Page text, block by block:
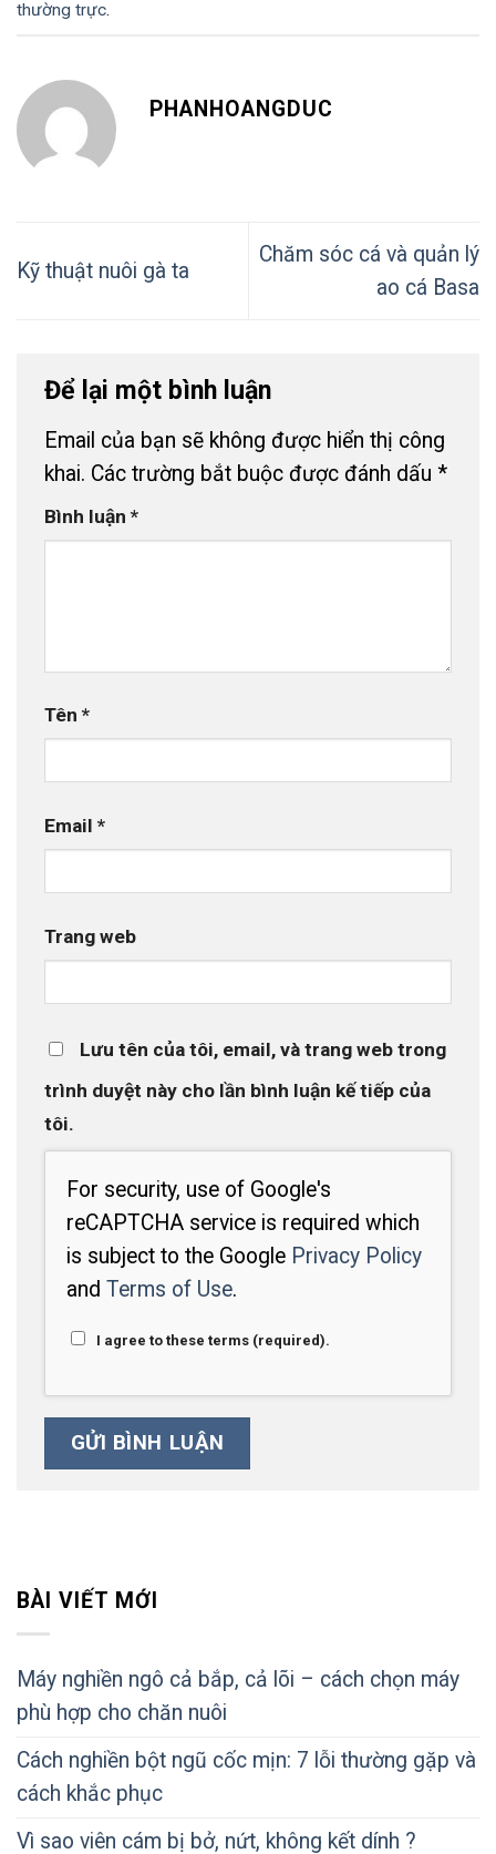
thường trực.
PHANHOANGDUC
Kỹ thuật nuôi gà ta
Chăm sóc cá và quản lý
ao cá Basa
Để lại một bình luận
Email của bạn sẽ không được hiển thị công
khai. Các trường bắt buộc được đánh dấu *
Bình luận *
Tên *
Email *
Trang web
Lưu tên của tôi, email, và trang web trong
trình duyệt này cho lần bình luận kế tiếp của
tôi.
For security, use of Google's
reCAPTCHA service is required which
is subject to the Google Privacy Policy
andTerms of Use.
I agree to these terms (required).
BÀI VIẾT MỚI
Máy nghiền ngô cả bắp, cả lõi – cách chọn máy
phù hợp cho chăn nuôi
Cách nghiền bột ngũ cốc mịn: 7 lỗi thường gặp và
cách khắc phục
Vì sao viên cám bị bở, nứt, không kết dính ?